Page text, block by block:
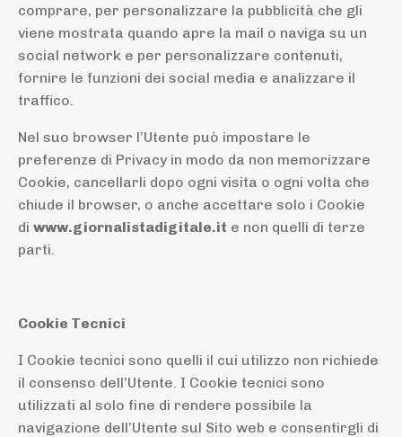
comprare, per personalizzare la pubblicità che gli
viene mostrata quando apre la mail o naviga su un
social network e per personalizzare contenuti,
fornire le funzioni dei social media e analizzare il
traffico.
Nel suo browser l’Utente può impostare le
preferenze di Privacy in modo da non memorizzare
Cookie, cancellarli dopo ogni visita o ogni volta che
chiude il browser, o anche accettare solo i Cookie
di www.giornalistadigitale.it e non quelli di terze
parti.
Cookie Tecnici
I Cookie tecnici sono quelli il cui utilizzo non richiede
il consenso dell’Utente. I Cookie tecnici sono
utilizzati al solo fine di rendere possibile la
navigazione dell’Utente sul Sito web e consentirgli di